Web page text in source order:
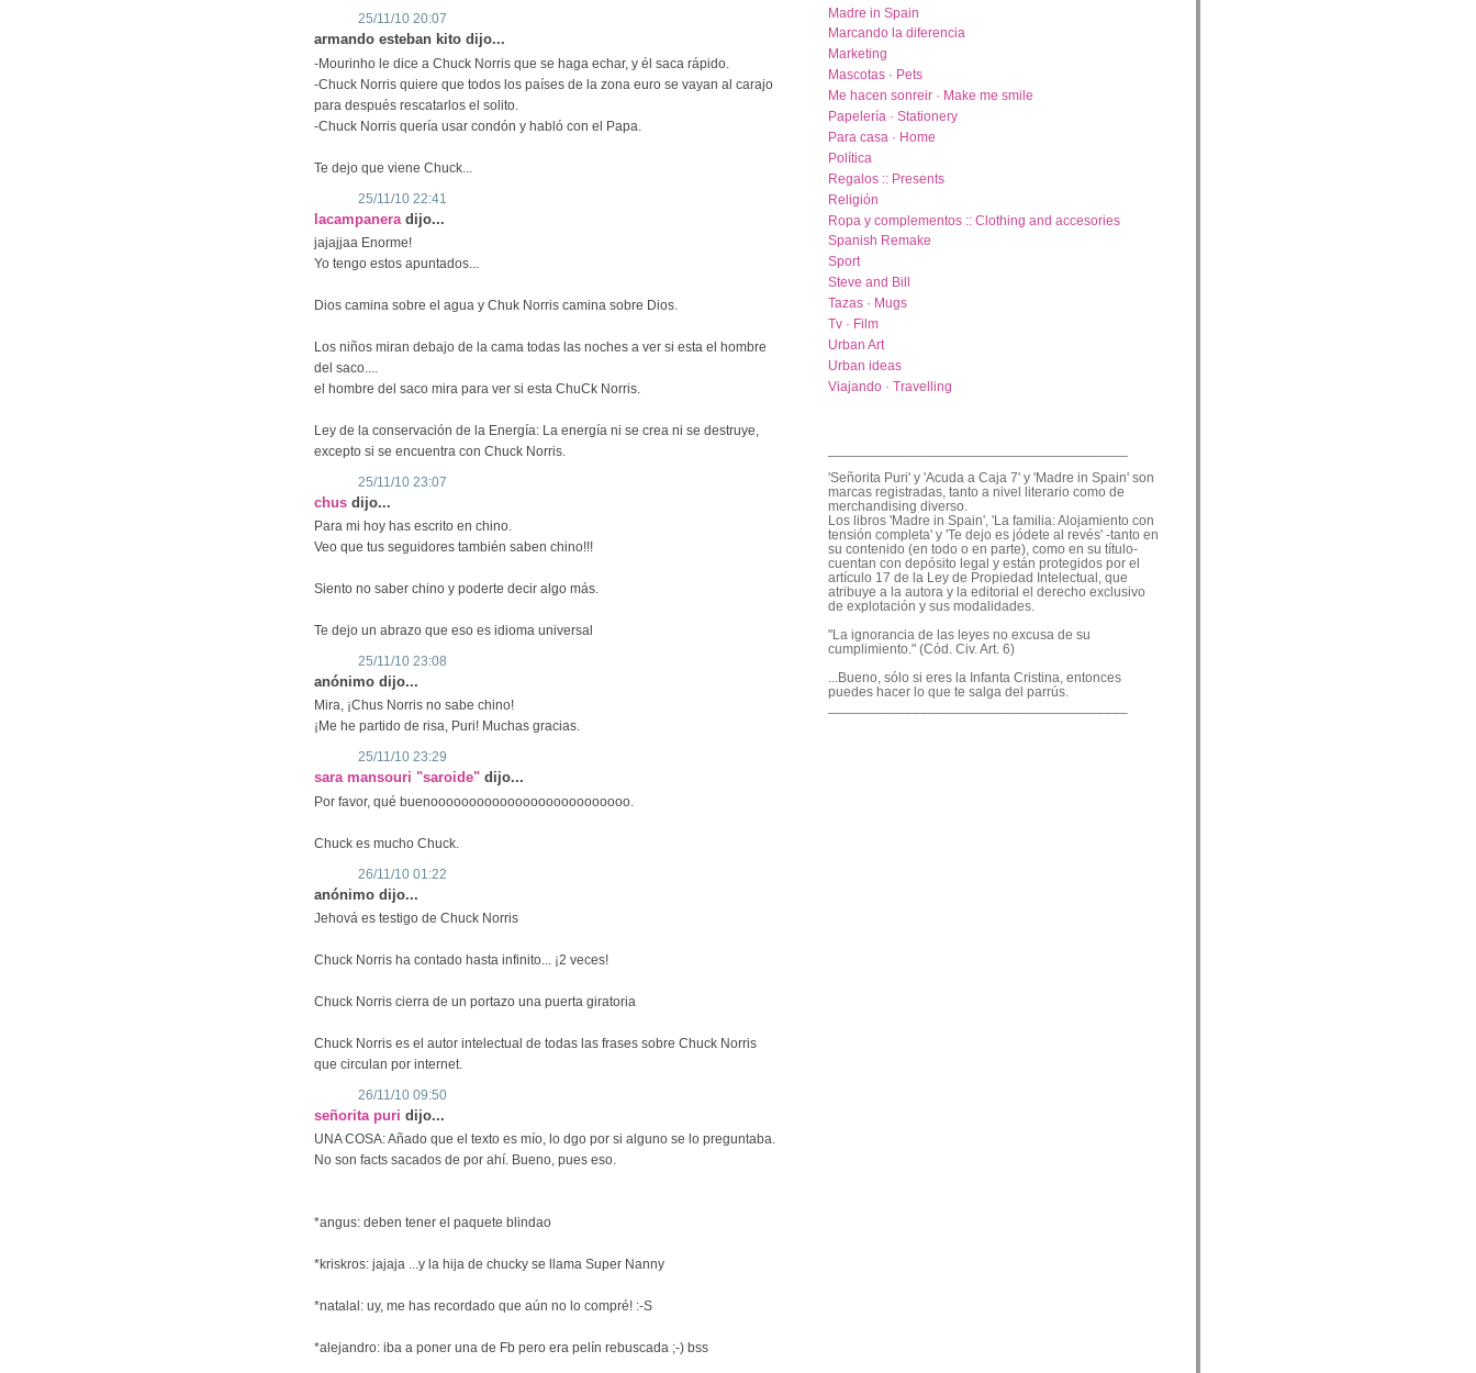
25/11/10 20:07
armando esteban kito dijo...
-Mourinho le dice a Chuck Norris que se haga echar, y él saca rápido.
-Chuck Norris quiere que todos los países de la zona euro se vayan al carajo
para después rescatarlos el solito.
-Chuck Norris quería usar condón y habló con el Papa.
Te dejo que viene Chuck...
25/11/10 22:41
lacampanera dijo...
jajajjaa Enorme!
Yo tengo estos apuntados...
Dios camina sobre el agua y Chuk Norris camina sobre Dios.
Los niños miran debajo de la cama todas las noches a ver si esta el hombre
del saco....
el hombre del saco mira para ver si esta ChuCk Norris.
Ley de la conservación de la Energía: La energía ni se crea ni se destruye,
excepto si se encuentra con Chuck Norris.
25/11/10 23:07
chus dijo...
Para mi hoy has escrito en chino.
Veo que tus seguidores también saben chino!!!
Siento no saber chino y poderte decir algo más.
Te dejo un abrazo que eso es idioma universal
25/11/10 23:08
anónimo dijo...
Mira, ¡Chus Norris no sabe chino!
¡Me he partido de risa, Puri! Muchas gracias.
25/11/10 23:29
sara mansouri "saroide" dijo...
Por favor, qué buenoooooooooooooooooooooooooo.
Chuck es mucho Chuck.
26/11/10 01:22
anónimo dijo...
Jehová es testigo de Chuck Norris
Chuck Norris ha contado hasta infinito... ¡2 veces!
Chuck Norris cierra de un portazo una puerta giratoria
Chuck Norris es el autor intelectual de todas las frases sobre Chuck Norris
que circulan por internet.
26/11/10 09:50
señorita puri dijo...
UNA COSA: Añado que el texto es mío, lo dgo por si alguno se lo preguntaba.
No son facts sacados de por ahí. Bueno, pues eso.
*angus: deben tener el paquete blindao
*kriskros: jajaja ...y la hija de chucky se llama Super Nanny
*natalal: uy, me has recordado que aún no lo compré! :-S
*alejandro: iba a poner una de Fb pero era pelín rebuscada ;-) bss
Madre in Spain
Marcando la diferencia
Marketing
Mascotas · Pets
Me hacen sonreir · Make me smile
Papelería · Stationery
Para casa · Home
Política
Regalos :: Presents
Religión
Ropa y complementos :: Clothing and accesories
Spanish Remake
Sport
Steve and Bill
Tazas · Mugs
Tv · Film
Urban Art
Urban ideas
Viajando · Travelling
'Señorita Puri' y 'Acuda a Caja 7' y 'Madre in Spain' son
marcas registradas, tanto a nivel literario como de
merchandising diverso.
Los libros 'Madre in Spain', 'La familia: Alojamiento con
tensión completa' y 'Te dejo es jódete al revés' -tanto en
su contenido (en todo o en parte), como en su título-
cuentan con depósito legal y están protegidos por el
artículo 17 de la Ley de Propiedad Intelectual, que
atribuye a la autora y la editorial el derecho exclusivo
de explotación y sus modalidades.
"La ignorancia de las leyes no excusa de su
cumplimiento." (Cód. Civ. Art. 6)
...Bueno, sólo si eres la Infanta Cristina, entonces
puedes hacer lo que te salga del parrús.